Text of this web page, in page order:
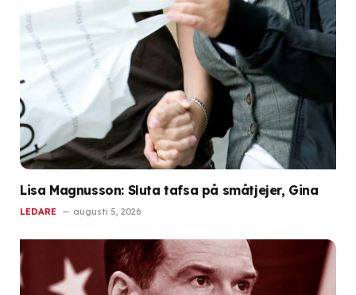
Lisa Magnusson: Sluta tafsa på småtjejer, Gina
LEDARE augusti 5, 2026